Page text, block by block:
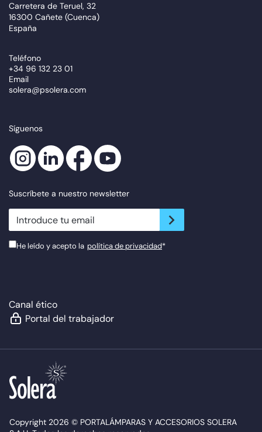
Carretera de Teruel, 32
16300 Cañete (Cuenca)
España
Teléfono
+34 96 132 23 01
Email
solera@psolera.com
Síguenos
Suscríbete a nuestro newsletter
newsletter.suscribe
He leído y acepto la política de privacidad*
Canal ético
Portal del trabajador
Copyright 2026 © PORTALÁMPARAS Y ACCESORIOS SOLERA